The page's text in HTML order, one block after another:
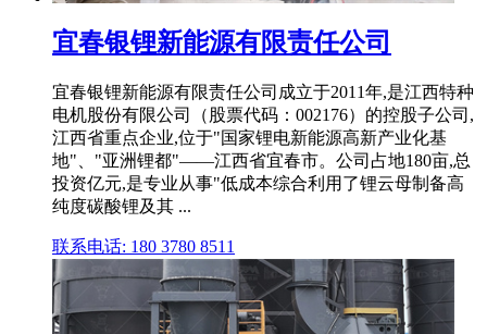
宜春银锂新能源有限责任公司
宜春银锂新能源有限责任公司成立于2011年,是江西特种
电机股份有限公司（股票代码：002176）的控股子公司,
江西省重点企业,位于"国家锂电新能源高新产业化基
地"、"亚洲锂都"——江西省宜春市。公司占地180亩,总
投资亿元,是专业从事"低成本综合利用了锂云母制备高
纯度碳酸锂及其 ...
联系电话: 180 3780 8511